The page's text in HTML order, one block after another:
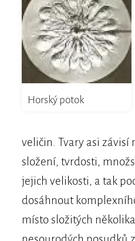
Horský potok
veličin. Tvary asi závisí
složení, tvrdosti,
jejich velikosti, a tak
dosáhnout
místo složitých